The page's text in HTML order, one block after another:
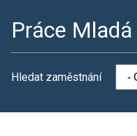
Práce
Hledat zaměstnání